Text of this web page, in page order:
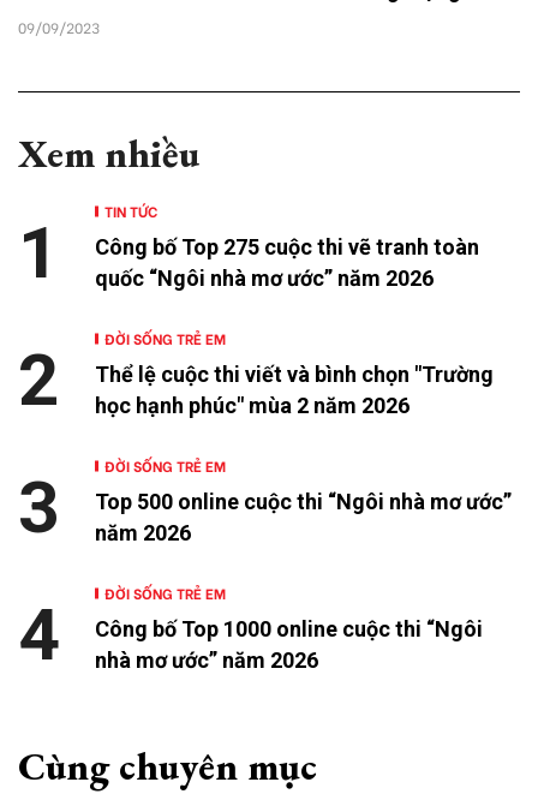
09/09/2023
Xem nhiều
TIN TỨC
Công bố Top 275 cuộc thi vẽ tranh toàn
quốc “Ngôi nhà mơ ước” năm 2026
1
ĐỜI SỐNG TRẺ EM
Thể lệ cuộc thi viết và bình chọn "Trường
học hạnh phúc" mùa 2 năm 2026
2
ĐỜI SỐNG TRẺ EM
Top 500 online cuộc thi “Ngôi nhà mơ ước”
năm 2026
3
ĐỜI SỐNG TRẺ EM
Công bố Top 1000 online cuộc thi “Ngôi
nhà mơ ước” năm 2026
4
Cùng chuyên mục